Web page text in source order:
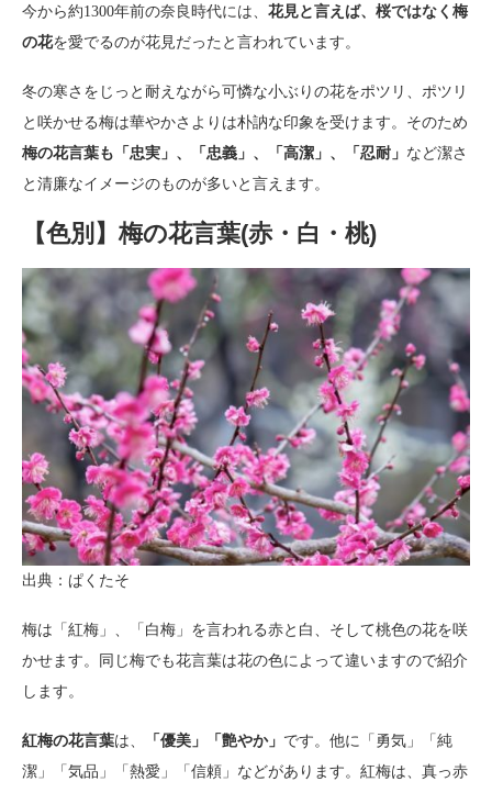
今から約1300年前の奈良時代には、 花見と言えば、桜ではなく梅
の花を愛でるのが花見だったと言われています。
冬の寒さをじっと耐えながら可憐な小ぶりの花をポツリ、ポツリ
と咲かせる梅は華やかさよりは朴訥な印象を受けます。そのため
梅の花言葉も「忠実」、「忠義」、「高潔」、「忍耐」 など潔さ
と清廉なイメージのものが多いと言えます。
【色別】梅の花言葉(赤・白・桃)
出典：ぱくたそ
梅は「紅梅」、「白梅」を言われる赤と白、そして桃色の花を咲
かせます。同じ梅でも花言葉は花の色によって違いますので紹介
します。
紅梅の花言葉は、 「優美」「艶やか」 です。他に「勇気」「純
潔」「気品」「熱愛」「信頼」などがあります。紅梅は、真っ赤